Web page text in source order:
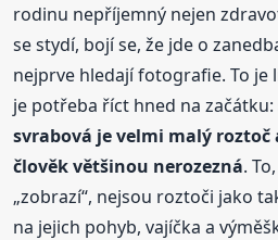
rodinu nepříjemný nejen
se stydí, bojí se, že jde o
nejprve hledají fotografie. To je
je potřeba říct hned na začátku:
svrabová je velmi malý roztoč
člověk většinou nerozezná.
„zobrazí“, nejsou roztoči jako
na jejich pohyb, vajíčka a